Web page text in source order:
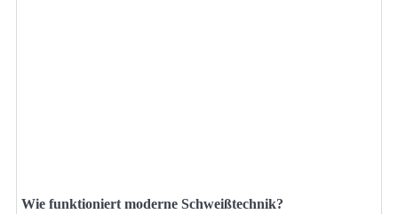
Wie funktioniert moderne Schweißtechnik?